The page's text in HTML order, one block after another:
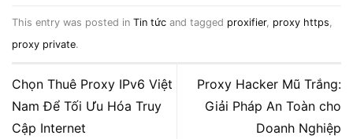
This entry was posted in Tin tức and tagged proxifier, proxy https
proxy private.
Chọn Thuê Proxy IPv6 Việt
Nam Để Tối Ưu Hóa Truy
Cập Internet
Proxy Hacker Mũ Trắng:
Giải Pháp An Toàn cho
Doanh Nghiệp